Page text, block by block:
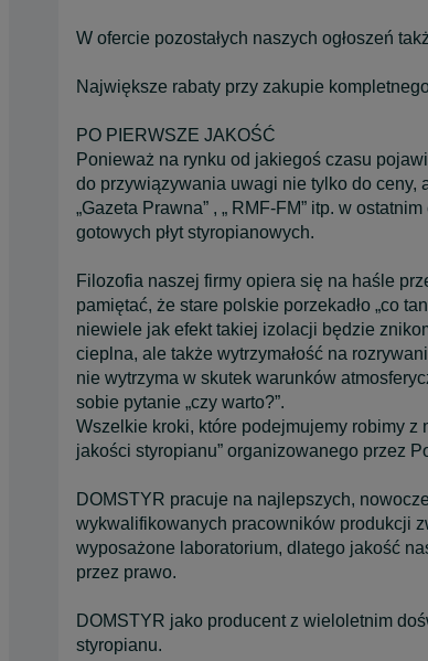
W ofercie pozostałych naszych ogłoszeń
Największe rabaty przy zakupie
PO PIERWSZE JAKOŚĆ
Ponieważ na rynku od jakiegoś czasu
do przywiązywania uwagi nie tylko do ceny,
„Gazeta Prawna” , „ RMF-FM” itp. w
gotowych płyt styropianowych.
Filozofia naszej firmy opiera się na haśle
pamiętać, że stare polskie porzekadło „co
niewiele jak efekt takiej izolacji będzie
cieplna, ale także wytrzymałość na
nie wytrzyma w skutek warunków
sobie pytanie „czy warto?”.
Wszelkie kroki, które podejmujemy robimy z
jakości styropianu” organizowanego przez
DOMSTYR pracuje na najlepszych,
wykwalifikowanych pracowników produkcji
wyposażone laboratorium, dlatego jakość
przez prawo.
DOMSTYR jako producent z wieloletnim
styropianu.